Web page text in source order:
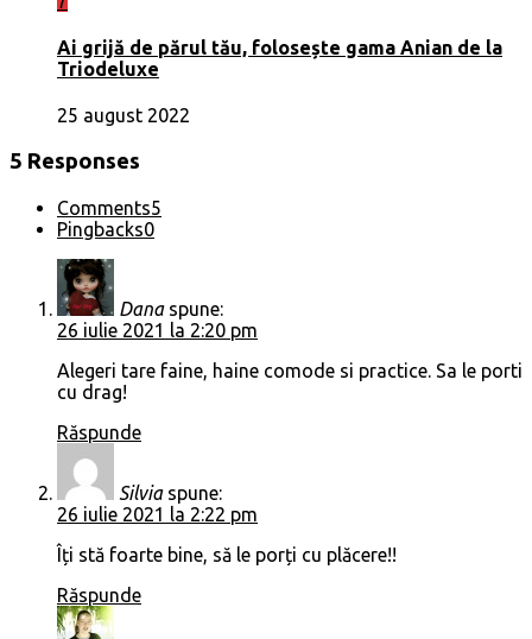
Ai grijă de părul tău, folosește gama Anian de la
Triodeluxe
25 august 2022
5 Responses
Comments5
Pingbacks0
Dana spune:
26 iulie 2021 la 2:20 pm
Alegeri tare faine, haine comode si practice. Sa le porti
cu drag!
Răspunde
Silvia spune:
26 iulie 2021 la 2:22 pm
Îți stă foarte bine, să le porți cu plăcere!!
Răspunde